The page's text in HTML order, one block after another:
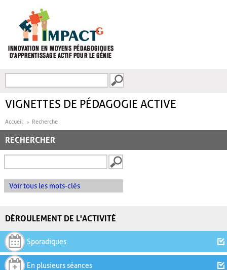
FORMULAIRE DE
VIGNETTES DE PÉDAGOGIE ACTIVE
Accueil Recherche
RECHERCHER
Voir tous les mots-clés
DÉROULEMENT DE L'ACTIVITÉ
Sporadiques
En plusieurs séances